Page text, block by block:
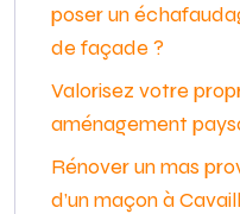
poser un
de façade ?
Valorisez votre
aménagement
Rénover un mas
d’un maçon à